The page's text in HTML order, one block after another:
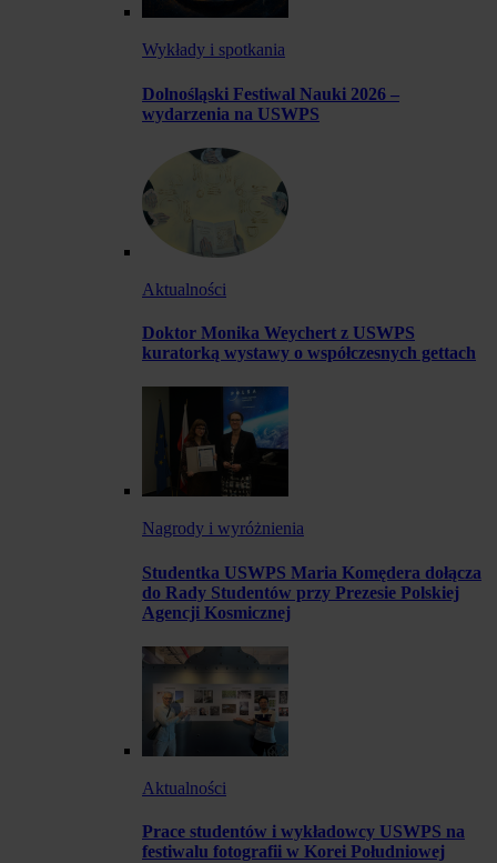
Wykłady i spotkania
Dolnośląski Festiwal Nauki 2026 –
wydarzenia na USWPS
Aktualności
Doktor Monika Weychert z USWPS
kuratorką wystawy o współczesnych gettach
Nagrody i wyróżnienia
Studentka USWPS Maria Komędera dołącza
do Rady Studentów przy Prezesie Polskiej
Agencji Kosmicznej
Aktualności
Prace studentów i wykładowcy USWPS na
festiwalu fotografii w Korei Południowej